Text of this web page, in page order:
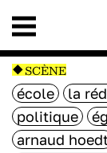
SCÈNE
école la
politique
arnaud